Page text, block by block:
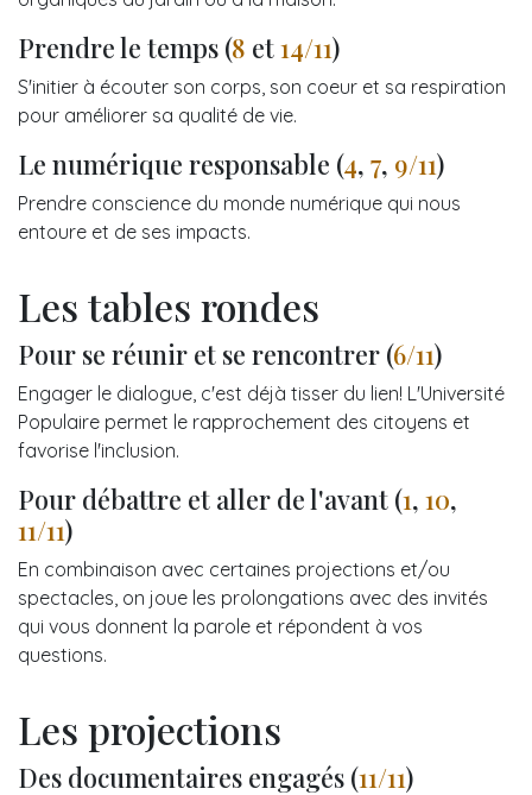
Prendre le temps (8 et14/11)
S'initier à écouter son corps, son coeur et sa respiration
pour améliorer sa qualité de vie.
Le numérique responsable (4, 7, 9/11)
Prendre conscience du monde numérique qui nous
entoure et de ses impacts.
Les tables rondes
Pour se réunir et se rencontrer (6/11)
Engager le dialogue, c'est déjà tisser du lien! L'Université
Populaire permet le rapprochement des citoyens et
favorise l'inclusion.
Pour débattre et aller de l'avant (1, 10,
11/11)
En combinaison avec certaines projections et/ou
spectacles, on joue les prolongations avec des invités
qui vous donnent la parole et répondent à vos
questions.
Les projections
Des documentaires engagés (11/11)